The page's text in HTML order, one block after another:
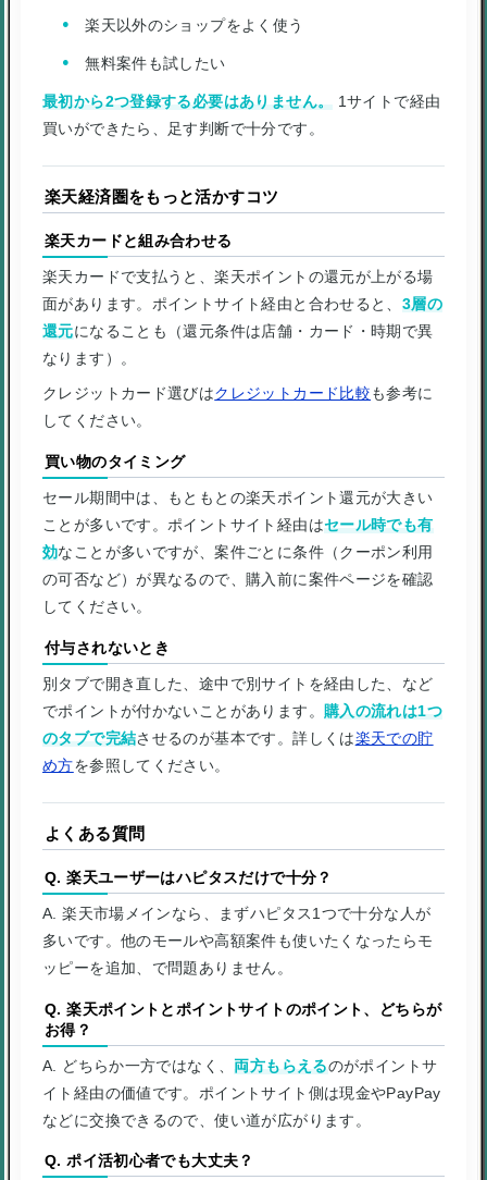
楽天以外のショップをよく使う
無料案件も試したい
最初から2つ登録する必要はありません。 1サイトで経由
買いができたら、足す判断で十分です。
楽天経済圏をもっと活かすコツ
楽天カードと組み合わせる
楽天カードで支払うと、楽天ポイントの還元が上がる場
面があります。ポイントサイト経由と合わせると、 3層の
還元になることも（還元条件は店舗・カード・時期で異
なります）。
クレジットカード選びはクレジットカード比較も参考に
してください。
買い物のタイミング
セール期間中は、もともとの楽天ポイント還元が大きい
ことが多いです。ポイントサイト経由はセール時でも有
効なことが多いですが、案件ごとに条件（クーポン利用
の可否など）が異なるので、購入前に案件ページを確認
してください。
付与されないとき
別タブで開き直した、途中で別サイトを経由した、など
でポイントが付かないことがあります。
購入の流れは1つ
のタブで完結させるのが基本です。詳しくは楽天での貯
め方を参照してください。
よくある質問
Q. 楽天ユーザーはハピタスだけで十分？
A. 楽天市場メインなら、まずハピタス1つで十分な人が
多いです。他のモールや高額案件も使いたくなったらモ
ッピーを追加、で問題ありません。
Q. 楽天ポイントとポイントサイトのポイント、どちらが
お得？
A. どちらか一方ではなく、両方もらえるのがポイントサ
イト経由の価値です。ポイントサイト側は現金やPayPay
などに交換できるので、使い道が広がります。
Q. ポイ活初心者でも大丈夫？